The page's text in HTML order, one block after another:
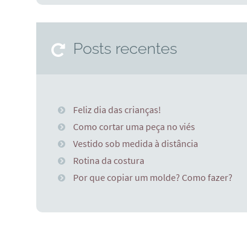
Posts recentes
Feliz dia das crianças!
Como cortar uma peça no viés
Vestido sob medida à distância
Rotina da costura
Por que copiar um molde? Como fazer?